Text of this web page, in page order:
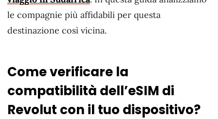
le compagnie più affidabili per questa
destinazione così vicina.
Come verificare la
compatibilità dell’eSIM di
Revolut con il tuo dispositivo?